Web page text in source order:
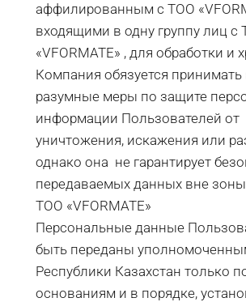
аффилированным с ТОО
входящими в одну группу лиц с
«VFORMATE» , для обработки и
Компания обязуется принимать
разумные меры по защите
информации Пользователей от
уничтожения, искажения или
однако она не гарантирует
передаваемых данных вне
ТОО «VFORMATE»
Персональные данные
быть переданы
Республики Казахстан только
основаниям и в порядке,